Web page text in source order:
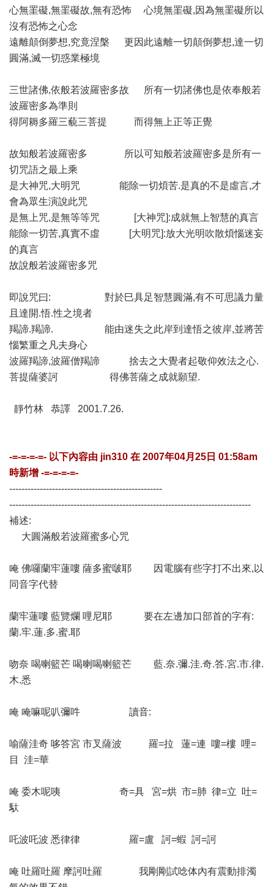
心無罣礙,無罣礙故,無有恐怖 心境無罣礙,因為無罣礙所以
沒有恐怖之心念
遠離顛倒夢想,究竟涅槃 更因此遠離一切顛倒夢想,達一切
圓滿,滅一切惑業極境
三世諸佛,依般若波羅密多故 所有一切諸佛也是依奉般若
波羅密多為準則
得阿耨多羅三藐三菩提 而得無上正等正覺
故知般若波羅密多 所以可知般若波羅密多是所有一
切咒語之最上乘
是大神咒,大明咒 能除一切煩苦.是真的不是虛言,才
會為眾生演說此咒
是無上咒,是無等等咒 [大神咒]:成就無上智慧的真言
能除一切苦,真實不虛 [大明咒]:放大光明吹散煩惱迷妄
的真言
故說般若波羅密多咒
即說咒曰: 對於巳具足智慧圓滿,有不可思議力量
且達開.悟.性之境者
羯諦.羯諦. 能由迷失之此岸到達悟之彼岸,並將苦
惱繁重之凡夫身心
波羅羯諦,波羅僧羯諦 捨去之大覺者起敬仰效法之心.
菩提薩婆訶 得佛菩薩之成就願望.
靜竹林 恭譯 2001.7.26.
-=-=-=-=- 以下內容由 jin310 在 2007年04月25日 01:58am
時新增 -=-=-=-=-
--------------------------------------------------
-------------------------------------------------------------------------------
補述:
大圓滿般若波羅蜜多心咒
唵 佛囉蘭牢蓮嘍 薩多蜜啵耶 因電腦有些字打不出來,以
同音字代替
蘭牢蓮嘍 藍覽爛 哩尼耶 要在左邊加口部首的字有:
蘭.牢.蓮.多.蜜.耶
吻奈 喝喇籃芒 喝喇喝喇籃芒 藍.奈.彌.洼.奇.答.宮.市.律.
木.悉
唵 唵嘛呢叭彌吽 讀音:
喻薩洼奇 哆答宮 市叉薩波 羅=拉 蓮=連 嘍=樓 哩=
目 洼=華
唵 委木呢咦 奇=具 宮=烘 市=肺 律=立 吐=
馱
吒波吒波 悉律律 羅=盧 訶=蝦 訶=訶
唵 吐羅吐羅 摩訶吐羅 我剛剛試唸体內有震動排濁